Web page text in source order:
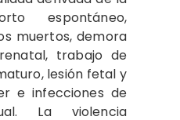
espontáneo,
muertos, demora
trabajo de
lesión fetal y
e infecciones de
La violencia